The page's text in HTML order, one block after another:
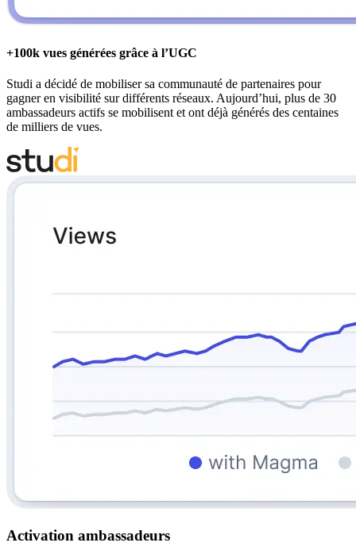
+100k vues générées grâce à l’UGC
Studi a décidé de mobiliser sa communauté de partenaires pour
gagner en visibilité sur différents réseaux. Aujourd’hui, plus de 30
ambassadeurs actifs se mobilisent et ont déjà générés des centaines
de milliers de vues.
Activation ambassadeurs